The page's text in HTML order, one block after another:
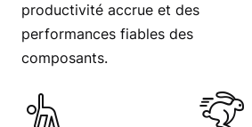
productivité accrue et des
performances fiables des
composants.